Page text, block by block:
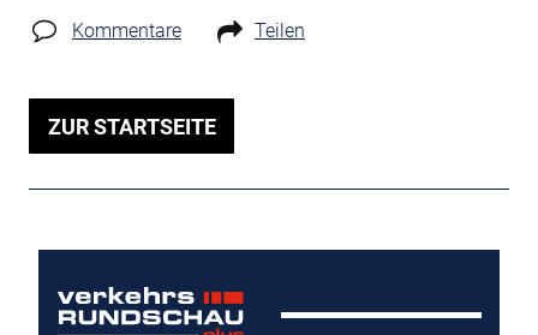
Kommentare Teilen
ZUR STARTSEITE